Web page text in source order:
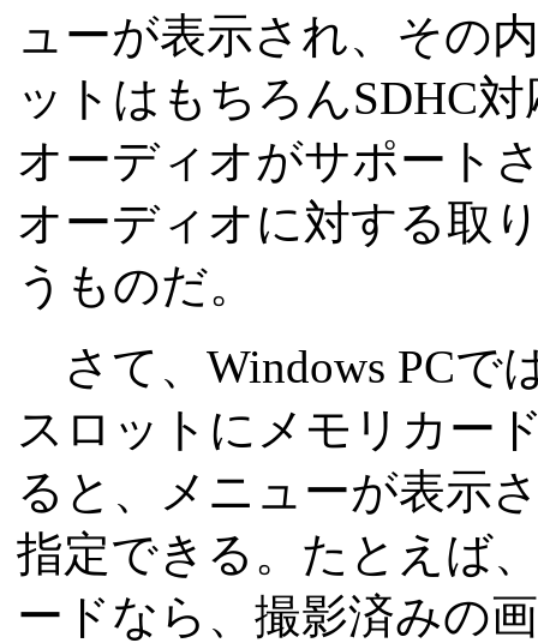
ューが表示され、その
ットはもちろんSDHC
オーディオがサポート
オーディオに対する取
うものだ。
さて、Windows PCで
スロットにメモリカー
ると、メニューが表示
指定できる。たとえば
ードなら、撮影済みの